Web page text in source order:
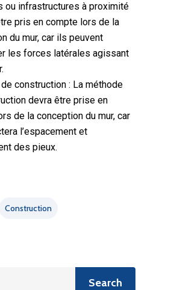
ou infrastructures à proximité
pris en compte lors de la
du mur, car ils peuvent
les forces latérales agissant
construction : La méthode
devra être prise en
de la conception du mur, car
l’espacement et
des pieux.
Construction
Search